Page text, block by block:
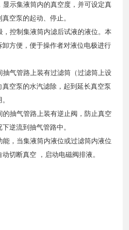
显示集液筒内的真空度，并可设定真
空泵的起动、停止。
，控制集液筒内滤后试液的液位。本
方便，便于操作者对液位电极进行
抽气管路上装有过滤筒（过滤筒上设
空泵的水汽滤除，起到延长真空泵
的抽气管路上装有逆止阀，防止真空
逆流到抽气管路中。
能，当集液筒内液位或过滤筒内液位
切断真空 ，启动电磁阀排液。